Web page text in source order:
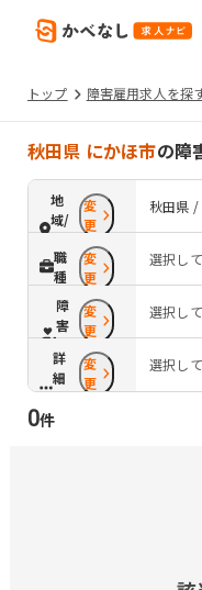
トップ 障害雇用求人を探
秋田県 にかほ市の障
地
域/
路
線
変
更
秋田県
職
種
変
更
選択し
障
害
配
慮
変
更
選択し
詳
細
条
件
変
更
選択し
0件